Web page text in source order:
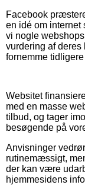
Facebook
en idé om internet
vi nogle
vurdering af deres
fornemme
Websitet
med en masse
tilbud, og tager
besøgende på
Anvisninger
rutinemæssigt,
der kan være
hjemmesidens